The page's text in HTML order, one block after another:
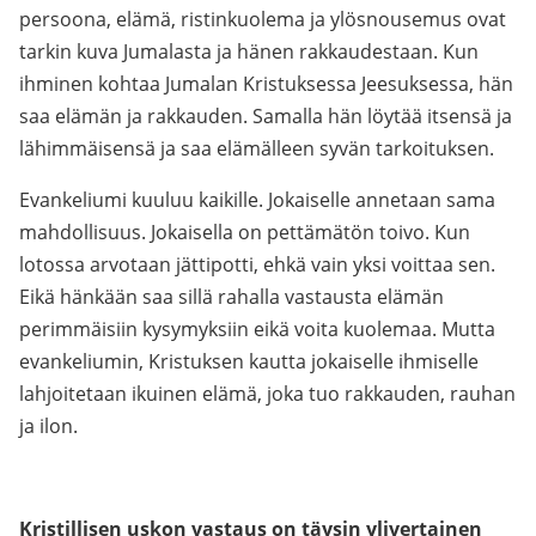
persoona, elämä, ristinkuolema ja ylösnousemus ovat
tarkin kuva Jumalasta ja hänen rakkaudestaan. Kun
ihminen kohtaa Jumalan Kristuksessa Jeesuksessa, hän
saa elämän ja rakkauden. Samalla hän löytää itsensä ja
lähimmäisensä ja saa elämälleen syvän tarkoituksen.
Evankeliumi kuuluu kaikille. Jokaiselle annetaan sama
mahdollisuus. Jokaisella on pettämätön toivo. Kun
lotossa arvotaan jättipotti, ehkä vain yksi voittaa sen.
Eikä hänkään saa sillä rahalla vastausta elämän
perimmäisiin kysymyksiin eikä voita kuolemaa. Mutta
evankeliumin, Kristuksen kautta jokaiselle ihmiselle
lahjoitetaan ikuinen elämä, joka tuo rakkauden, rauhan
ja ilon.
Kristillisen uskon vastaus on täysin ylivertainen